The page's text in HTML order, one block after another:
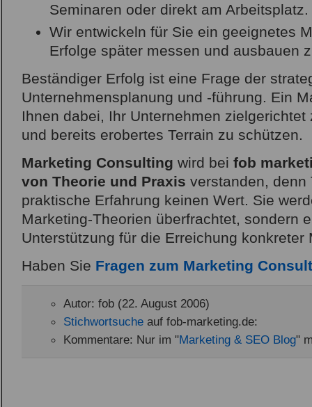
Seminaren oder direkt am Arbeitsplatz.
Wir entwickeln für Sie ein geeignetes
Erfolge später messen und ausbauen
Beständiger Erfolg ist eine Frage der
Unternehmensplanung und -führung. Ein
Ihnen dabei, Ihr Unternehmen
und bereits erobertes Terrain zu schützen.
Marketing Consulting wird bei fob
von Theorie und Praxis verstanden, denn
praktische Erfahrung keinen Wert. Sie
Marketing-Theorien überfrachtet, sondern
Unterstützung für die Erreichung konkreter
Haben Sie Fragen zum Marketing
Autor: fob (22. August 2006)
Stichwortsuche auf fob-marketing.de:
Kommentare: Nur im "Marketing & SEO Blog"